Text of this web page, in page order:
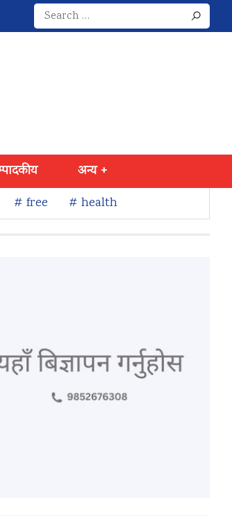
Search
for:
अन्य +
# free # health